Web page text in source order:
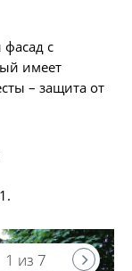
с
имеет
– защита от
1 из 7